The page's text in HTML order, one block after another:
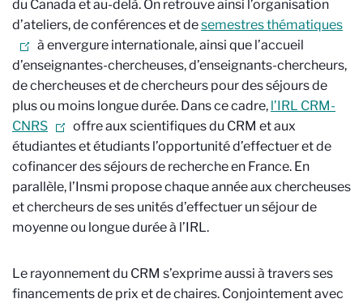
du Canada et au-delà. On retrouve ainsi l’organisation
d’ateliers, de conférences et desemestres thématiques
à envergure internationale, ainsi que l’accueil
d’enseignantes-chercheuses, d’enseignants-chercheurs,
de chercheuses et de chercheurs pour des séjours de
plus ou moins longue durée. Dans ce cadre, l’IRL CRM-
CNRS
offre aux scientifiques du CRM et aux
étudiantes et étudiants l’opportunité d’effectuer et de
cofinancer des séjours de recherche en France. En
parallèle, l’Insmi propose chaque année aux chercheuses
et chercheurs de ses unités d’effectuer un séjour de
moyenne ou longue durée à l’IRL.
Le rayonnement du CRM s’exprime aussi à travers ses
financements de prix et de chaires. Conjointement avec